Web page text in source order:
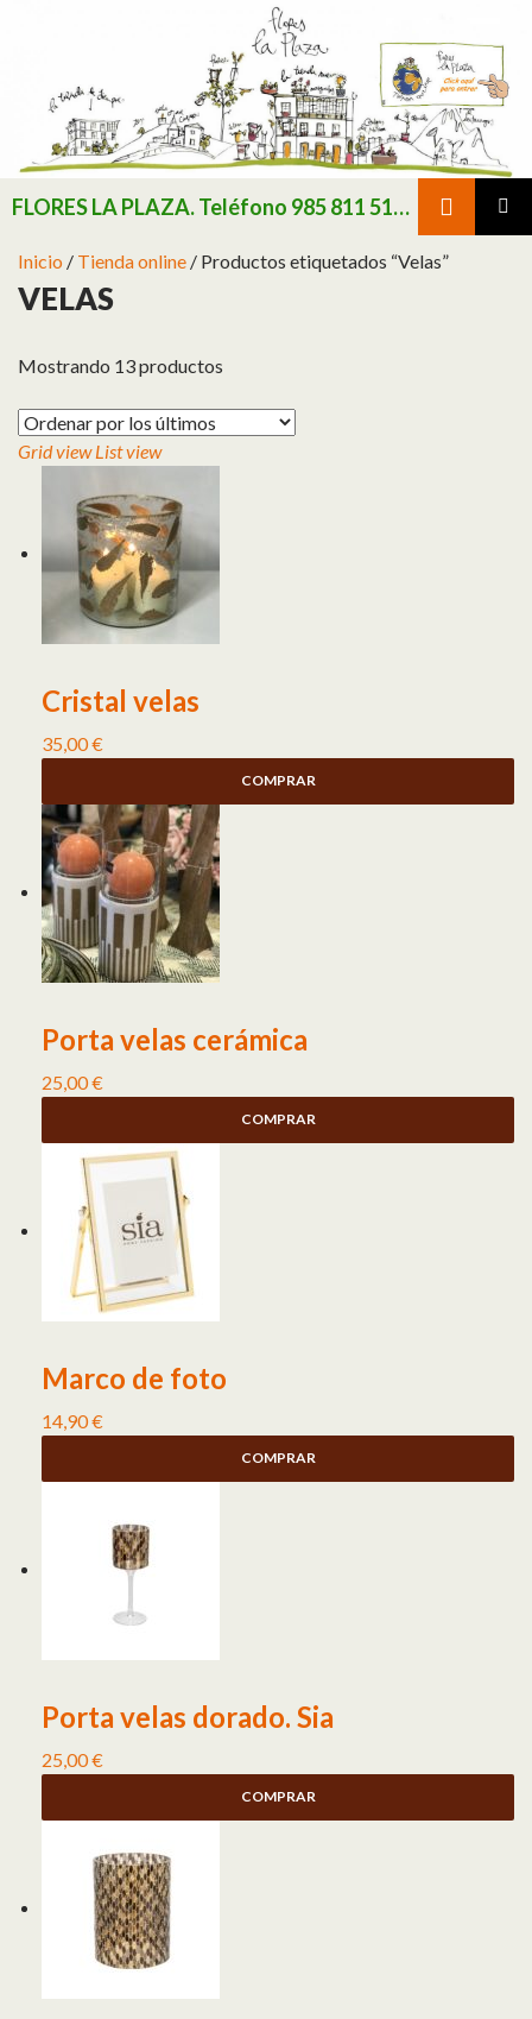
FLORES LA PLAZA. Teléfono 985 811 511 / Consultar existencias de flor y planta natural antes de realizar pedido
Inicio / Tienda online / Productos etiquetados “Velas”
VELAS
Mostrando 13 productos
Grid view List view
Cristal velas
35,00€
COMPRAR
Porta velas cerámica
25,00€
COMPRAR
Marco de foto
14,90€
COMPRAR
Porta velas dorado. Sia
25,00€
COMPRAR